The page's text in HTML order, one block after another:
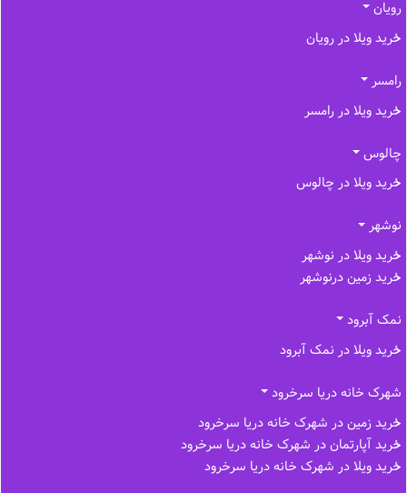
رویان
خرید ویلا در رویان
رامسر
خرید ویلا در رامسر
چالوس
خرید ویلا در چالوس
نوشهر
خرید ویلا در نوشهر
خرید زمین درنوشهر
نمک آبرود
خرید ویلا در نمک آبرود
شهرک خانه دریا سرخرود
خرید زمین در شهرک خانه دریا سرخرود
خرید آپارتمان در شهرک خانه دریا سرخرود
خرید ویلا در شهرک خانه دریا سرخرود